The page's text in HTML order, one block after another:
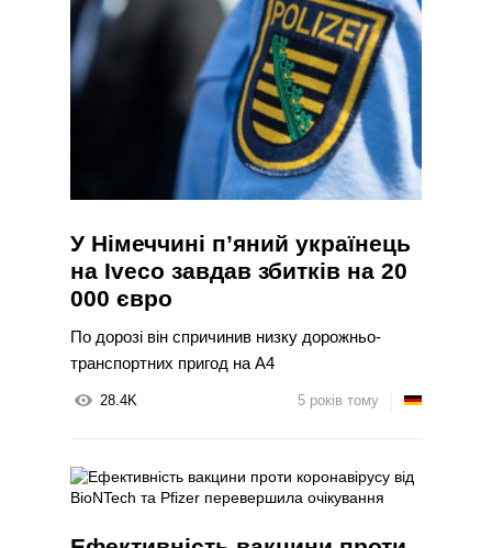
У Німеччині п’яний українець
на Iveco завдав збитків на 20
000 євро
По дорозі він спричинив низку дорожньо-
транспортних пригод на А4
28.4K 5 років тому